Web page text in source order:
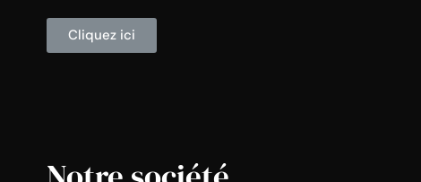
Cliquez ici